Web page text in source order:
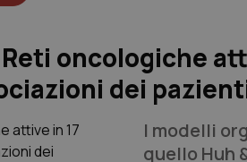
oncologiche
dei
I modelli
quello Huh